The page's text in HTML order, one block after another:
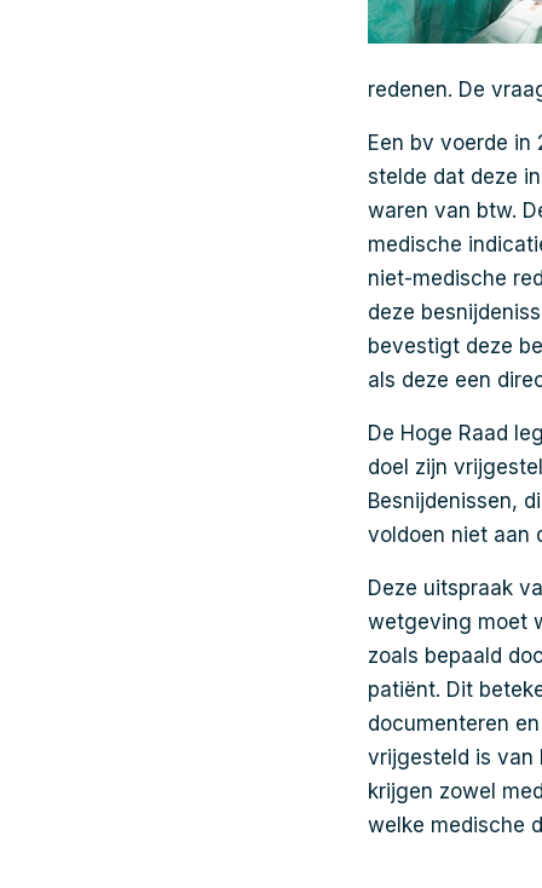
redenen. De
Een bv voerde in
stelde dat deze
waren van btw.
medische
niet-medische
deze
bevestigt deze
als deze een
De Hoge Raad
doel zijn
Besnijdenissen,
voldoen niet aan
Deze uitspraak
wetgeving moet
zoals bepaald
patiënt. Dit
documenteren
vrijgesteld is van
krijgen zowel
welke medische